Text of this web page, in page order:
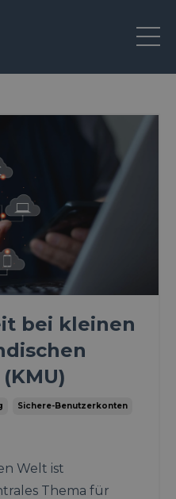
bei kleinen
Sichere-Benutzerkonten
Welt ist
Thema für